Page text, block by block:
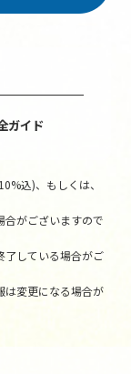
ガイド
込)、もしくは、
がございますので
している場合がご
変更になる場合が